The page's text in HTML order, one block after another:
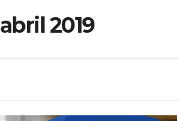
abril 2019